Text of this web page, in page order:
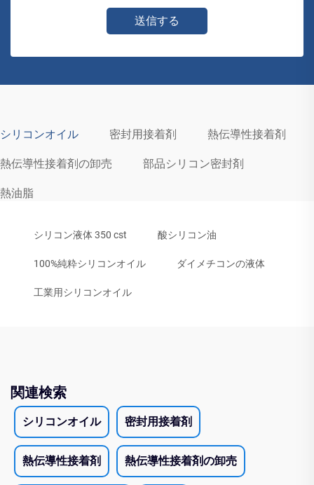
送信する
シリコンオイル 密封用接着剤 熱伝導性接着剤
熱伝導性接着剤の卸売 部品シリコン密封剤
熱油脂
シリコン液体 350 cst 酸シリコン油
100%純粋シリコンオイル ダイメチコンの液体
工業用シリコンオイル
関連検索
シリコンオイル 密封用接着剤
熱伝導性接着剤 熱伝導性接着剤の卸売